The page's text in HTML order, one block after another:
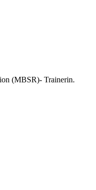
(MBSR)- Trainerin.